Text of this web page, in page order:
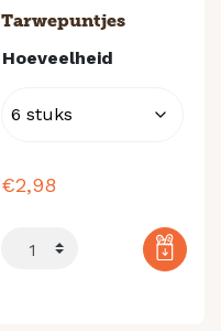
Tarwepuntjes
Hoeveelheid
€2,98